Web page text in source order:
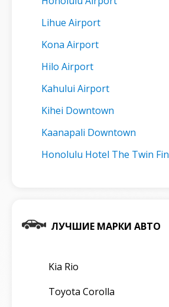
Lihue Airport
Kona Airport
Hilo Airport
Kahului Airport
Kihei Downtown
Kaanapali Downtown
Honolulu Hotel The Twin Fin
ЛУЧШИЕ МАРКИ АВТО
Kia Rio
Toyota Corolla